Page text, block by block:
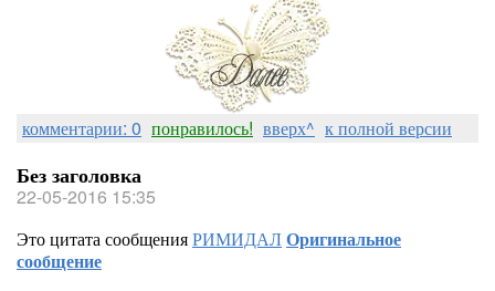
комментарии: 0 понравилось! вверх^ к полной версии
Без заголовка
22-05-2016 15:35
Это цитата сообщенияРИМИДАЛОригинальное
сообщение